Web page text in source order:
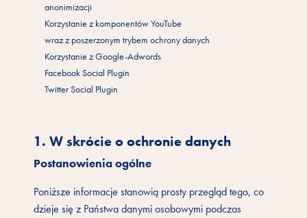
anonimizacji
Korzystanie z komponentów YouTube
wraz z poszerzonym trybem ochrony danych
Korzystanie z Google-Adwords
Facebook Social Plugin
Twitter Social Plugin
1. W skrócie o ochronie danych
Postanowienia ogólne
Poniższe informacje stanowią prosty przegląd tego, co
dzieje się z Państwa danymi osobowymi podczas